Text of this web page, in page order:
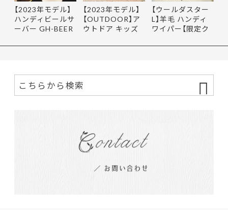
【2023年モデル】
ハンディビールサ
ーバー GH-BEER
【2023年モデル】
【OUTDOOR】ア
ウトドア キッズ
【ウールダスター
L】羊毛 ハンディ
ワイパー【限定ク